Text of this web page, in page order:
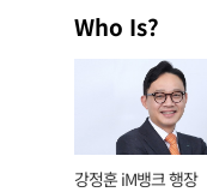
Who Is?
강정훈 iM뱅크 행장